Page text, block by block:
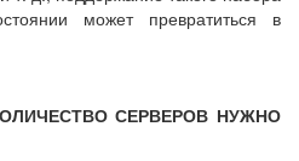
может превратиться в
СЕРВЕРОВ НУЖНО